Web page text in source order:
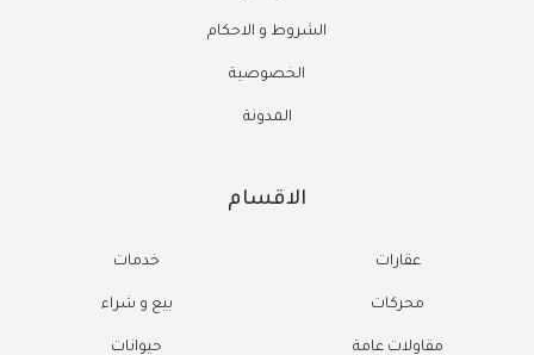
الشروط و الاحكام
الخصوصية
المدونة
الاقسام
عقارات
محركات
مقاولات عامة
خدمات
بيع و شراء
حيوانات